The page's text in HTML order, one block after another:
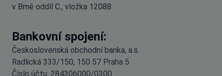
v Brně oddíl C., vložka 12088
Bankovní spojení:
Československá obchodní banka, a.s.
Radlická 333/150, 150 57 Praha 5
Číslo účtu: 284306000/0300